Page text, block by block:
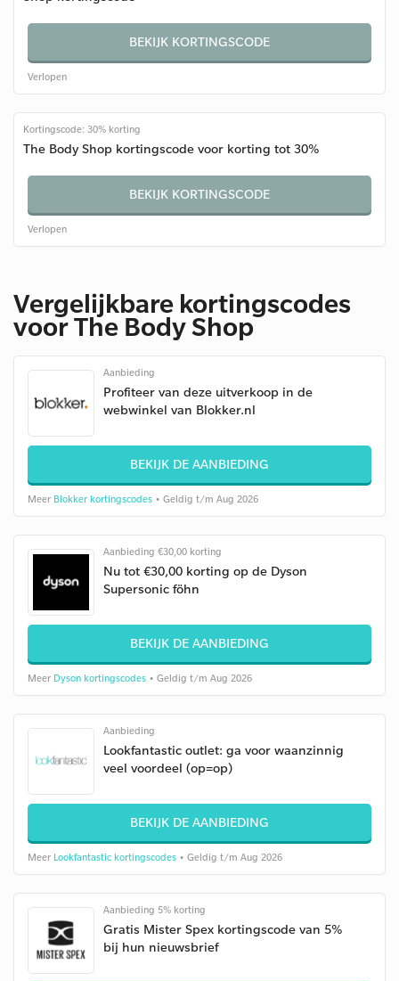
BEKIJK KORTINGSCODE
Verlopen
Kortingscode: 30% korting
The Body Shop kortingscode voor korting tot 30%
BEKIJK KORTINGSCODE
Verlopen
Vergelijkbare kortingscodes
voor The Body Shop
Aanbieding
Profiteer van deze uitverkoop in de
webwinkel van Blokker.nl
BEKIJK DE AANBIEDING
Meer Blokker kortingscodes • Geldig t/m Aug 2026
Aanbieding €30,00 korting
Nu tot €30,00 korting op de Dyson
Supersonic föhn
BEKIJK DE AANBIEDING
Meer Dyson kortingscodes • Geldig t/m Aug 2026
Aanbieding
Lookfantastic outlet: ga voor waanzinnig
veel voordeel (op=op)
BEKIJK DE AANBIEDING
Meer Lookfantastic kortingscodes • Geldig t/m Aug 2026
Aanbieding 5% korting
Gratis Mister Spex kortingscode van 5%
bij hun nieuwsbrief